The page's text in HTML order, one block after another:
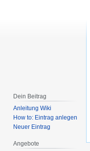
Dein Beitrag
Anleitung Wiki
How to: Eintrag anlegen
Neuer Eintrag
Angebote